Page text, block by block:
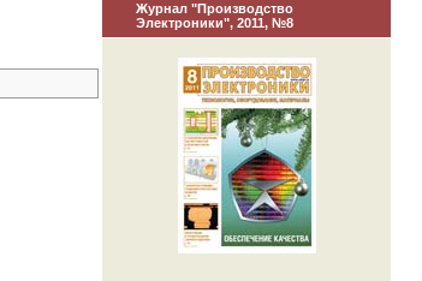
Журнал "Производство
Электроники", 2011, №8